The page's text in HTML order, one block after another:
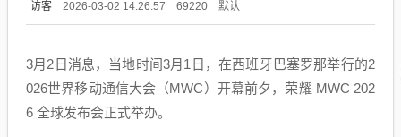
访客 2026-03-02 14:26:57 69220 默认
3月2日消息，当地时间3月1日，在西班牙巴塞罗那举行的2
026世界移动通信大会（MWC）开幕前夕，荣耀 MWC 202
6 全球发布会正式举办。